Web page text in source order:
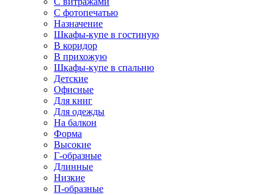
С фотопечатью
Назначение
Шкафы-купе в гостиную
В коридор
В прихожую
Шкафы-купе в спальню
Детские
Офисные
Для книг
Для одежды
На балкон
Форма
Высокие
Г-образные
Длинные
Низкие
П-образные